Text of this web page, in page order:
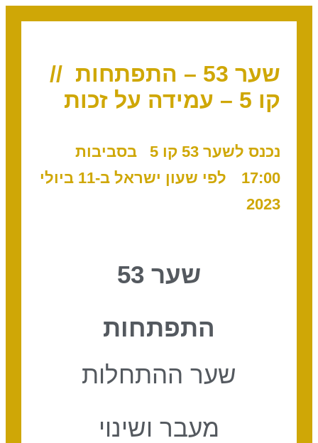
שער 53 – התפתחות //
קו 5 – עמידה על זכות
נכנס לשער 53 קו 5
בסביבות
17:00
לפי שעון ישראל ב-11 ביולי
2023
שער 53
התפתחות
שער ההתחלות
מעבר ושינוי